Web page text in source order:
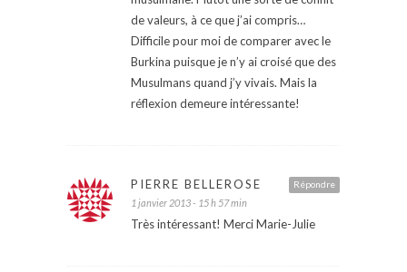
de valeurs, à ce que j’ai compris…
Difficile pour moi de comparer avec le
Burkina puisque je n’y ai croisé que des
Musulmans quand j’y vivais. Mais la
réflexion demeure intéressante!
Répondre
PIERRE BELLEROSE
1 janvier 2013 - 15 h 57 min
Très intéressant! Merci Marie-Julie